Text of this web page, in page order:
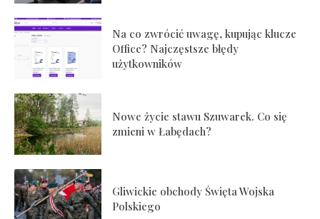
Na co zwrócić uwagę, kupując klucze
Office? Najczęstsze błędy
użytkowników
Nowe życie stawu Szuwarek. Co się
zmieni w Łabędach?
Gliwickie obchody Święta Wojska
Polskiego